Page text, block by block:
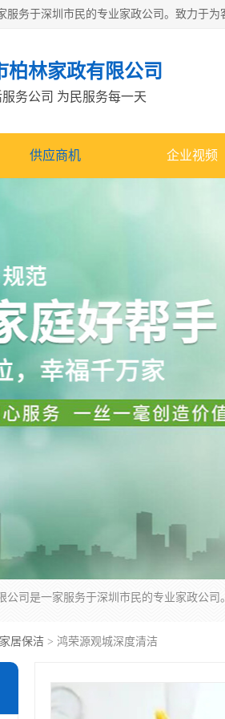
柏林家政有限公司
务公司 为民服务每一天
供应商机 企业视频
家居保洁 > 鸿荣源观城深度清洁